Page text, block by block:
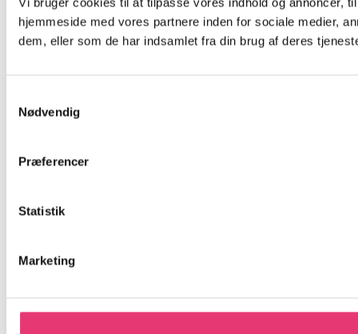
hjemmeside med vores partnere inden for sociale medier,
dem, eller som de har indsamlet fra din brug af deres
Nødvendig
Præferencer
Statistik
Marketing